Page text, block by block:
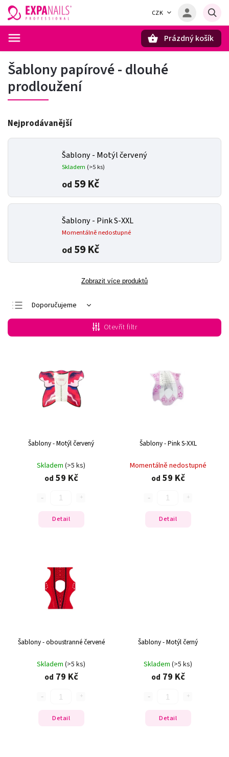
CZK
Prázdný košík
Šablony papírové - dlouhé
prodloužení
Nejprodávanější
Šablony - Motýl červený
Skladem (>5 ks)
od 59 Kč
Šablony - Pink S-XXL
Momentálně nedostupné
od 59 Kč
Zobrazit více produktů
Doporučujeme
Nejlevnější
Nejdražší
Abecedně
Otevřít filtr
Šablony - Motýl červený
Skladem (>5 ks)
od 59 Kč
Detail
Šablony - Pink S-XXL
Momentálně nedostupné
od 59 Kč
Detail
Šablony - oboustranné červené
Skladem (>5 ks)
od 79 Kč
Detail
Šablony - Motýl černý
Skladem (>5 ks)
od 79 Kč
Detail